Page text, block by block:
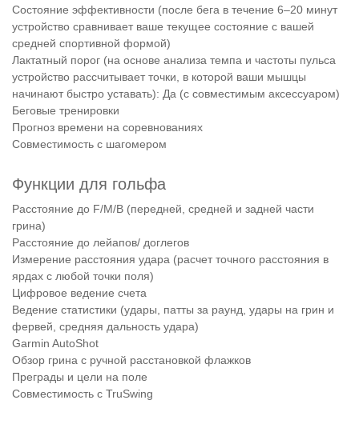
Состояние эффективности (после бега в течение 6–20 минут
устройство сравнивает ваше текущее состояние с вашей
средней спортивной формой)
Лактатный порог (на основе анализа темпа и частоты пульса
устройство рассчитывает точки, в которой ваши мышцы
начинают быстро уставать): Да (с совместимым аксессуаром)
Беговые тренировки
Прогноз времени на соревнованиях
Совместимость с шагомером
Функции для гольфа
Расстояние до F/M/B (передней, средней и задней части
грина)
Расстояние до лейапов/ доглегов
Измерение расстояния удара (расчет точного расстояния в
ярдах с любой точки поля)
Цифровое ведение счета
Ведение статистики (удары, патты за раунд, удары на грин и
фервей, средняя дальность удара)
Garmin AutoShot
Обзор грина с ручной расстановкой флажков
Преграды и цели на поле
Совместимость с TruSwing